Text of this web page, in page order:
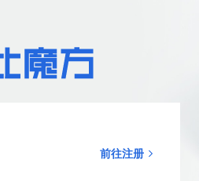
前往注册